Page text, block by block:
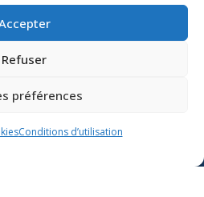
Refuser
préférences
Conditions d’utilisation
sur